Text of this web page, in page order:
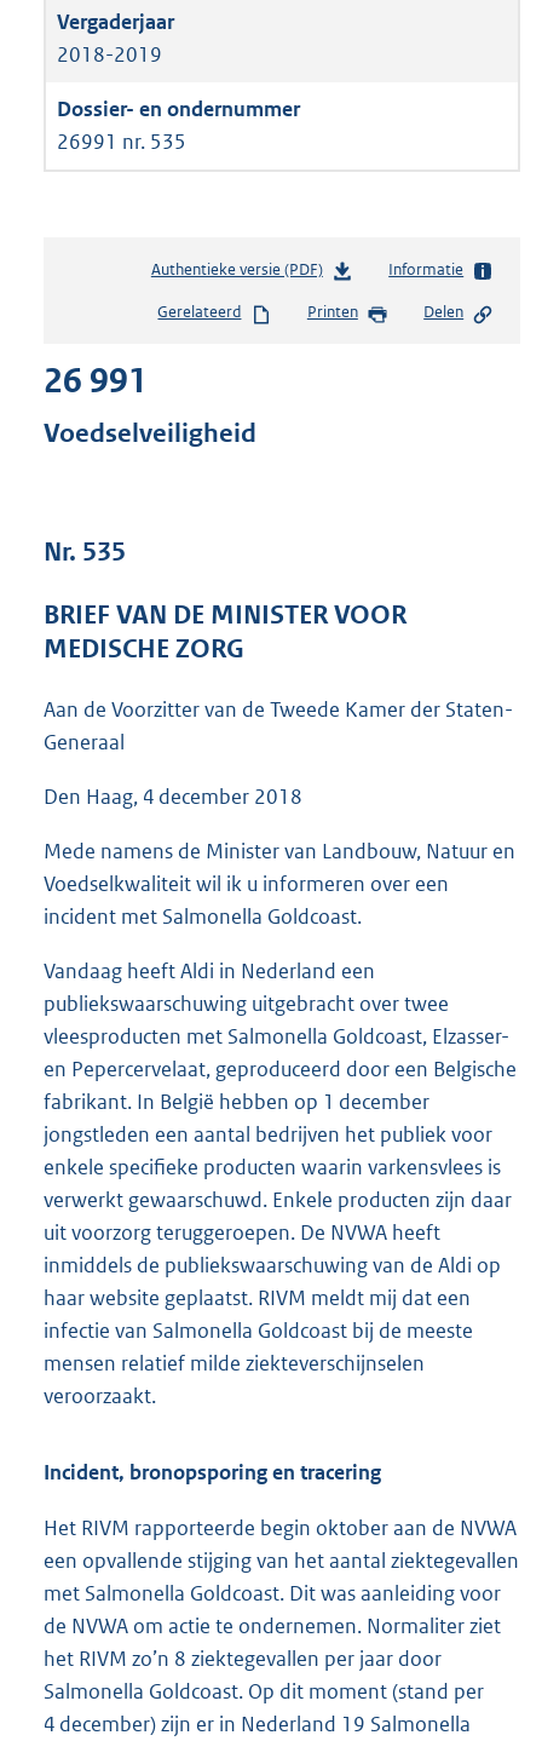
2018-2019
26991 nr. 535
Authentieke versie (PDF)b
s
e
9
Informatie
Gerelateerd Printen Delen
26 991
Voedselveiligheid
Nr. 535
BRIEF VAN DE MINISTER VOOR
MEDISCHE ZORG
Aan de Voorzitter van de Tweede Kamer der Staten-
Generaal
Den Haag, 4 december 2018
Mede namens de Minister van Landbouw, Natuur en
Voedselkwaliteit wil ik u informeren over een
incident met Salmonella Goldcoast.
Vandaag heeft Aldi in Nederland een
publiekswaarschuwing uitgebracht over twee
vleesproducten met Salmonella Goldcoast, Elzasser-
en Pepercervelaat, geproduceerd door een Belgische
fabrikant. In België hebben op 1 december
jongstleden een aantal bedrijven het publiek voor
enkele specifieke producten waarin varkensvlees is
verwerkt gewaarschuwd. Enkele producten zijn daar
uit voorzorg teruggeroepen. De NVWA heeft
inmiddels de publiekswaarschuwing van de Aldi op
haar website geplaatst. RIVM meldt mij dat een
infectie van Salmonella Goldcoast bij de meeste
mensen relatief milde ziekteverschijnselen
veroorzaakt.
Incident, bronopsporing en tracering
Het RIVM rapporteerde begin oktober aan de NVWA
een opvallende stijging van het aantal ziektegevallen
met Salmonella Goldcoast. Dit was aanleiding voor
de NVWA om actie te ondernemen. Normaliter ziet
het RIVM zo’n 8 ziektegevallen per jaar door
Salmonella Goldcoast. Op dit moment (stand per
4 december) zijn er in Nederland 19 Salmonella